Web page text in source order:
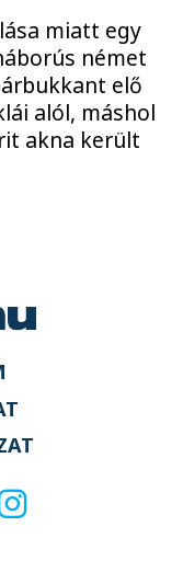
miatt egy
német
elő
alól, máshol
akna került